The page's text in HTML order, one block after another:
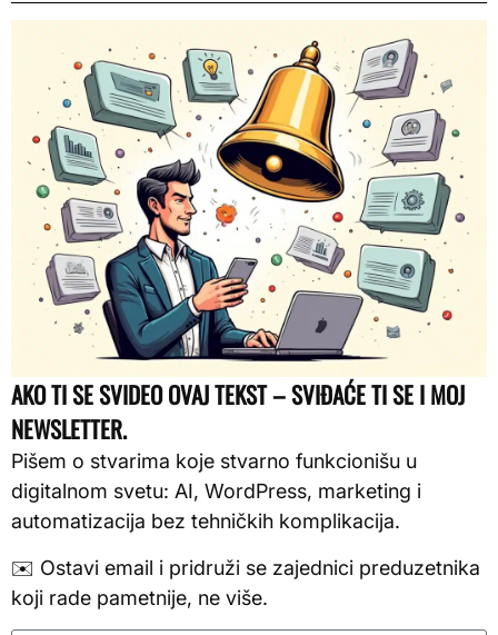
AKO TI SE SVIDEO OVAJ TEKST – SVIĐAĆE TI SE I MOJ
NEWSLETTER.
Pišem o stvarima koje stvarno funkcionišu u
digitalnom svetu: AI, WordPress, marketing i
automatizacija bez tehničkih komplikacija.
✉️ Ostavi email i pridruži se zajednici preduzetnika
koji rade pametnije, ne više.